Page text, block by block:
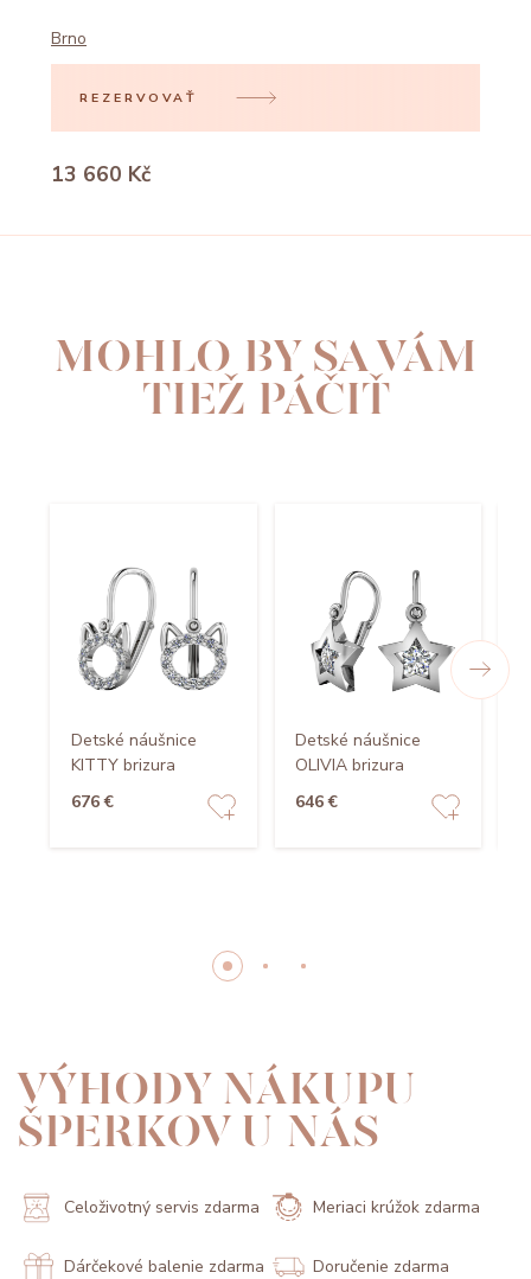
Brno
REZERVOVAŤ
13 660 Kč
MOHLO BY SA VÁM
TIEŽ PÁČIŤ
Detské náušnice
KITTY brizura
676 €
Detské náušnice
OLIVIA brizura
646 €
VÝHODY NÁKUPU
ŠPERKOV U NÁS
Celoživotný servis zdarma Meriaci krúžok zdarma
Dárčekové balenie zdarma Doručenie zdarma